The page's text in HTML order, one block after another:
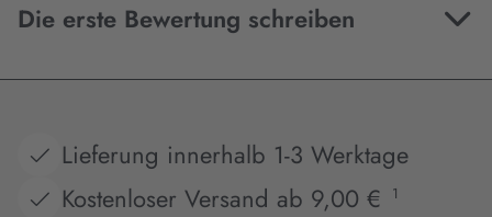
Die erste Bewertung schreiben
Lieferung innerhalb 1-3 Werktage
Kostenloser Versand ab 9,00 €
1